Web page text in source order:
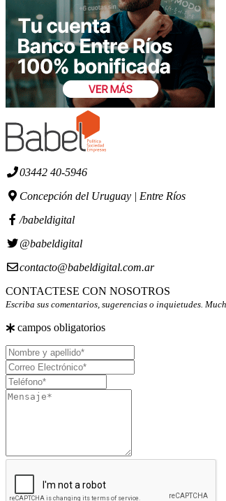
03442 40-5946
Concepción del Uruguay | Entre Ríos
/babeldigital
@babeldigital
contacto@babeldigital.com.ar
CONTACTESE CON NOSOTROS
Escriba sus comentarios, sugerencias o inquietudes.
campos obligatorios
Nombre
y
apellido
Correo
Electrónico
Teléfono
Mensaje